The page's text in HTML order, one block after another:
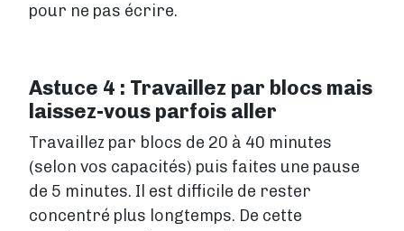
pour ne pas écrire.
Astuce 4 : Travaillez par blocs mais
laissez-vous parfois aller
Travaillez par blocs de 20 à 40 minutes
(selon vos capacités) puis faites une pause
de 5 minutes. Il est difficile de rester
concentré plus longtemps. De cette